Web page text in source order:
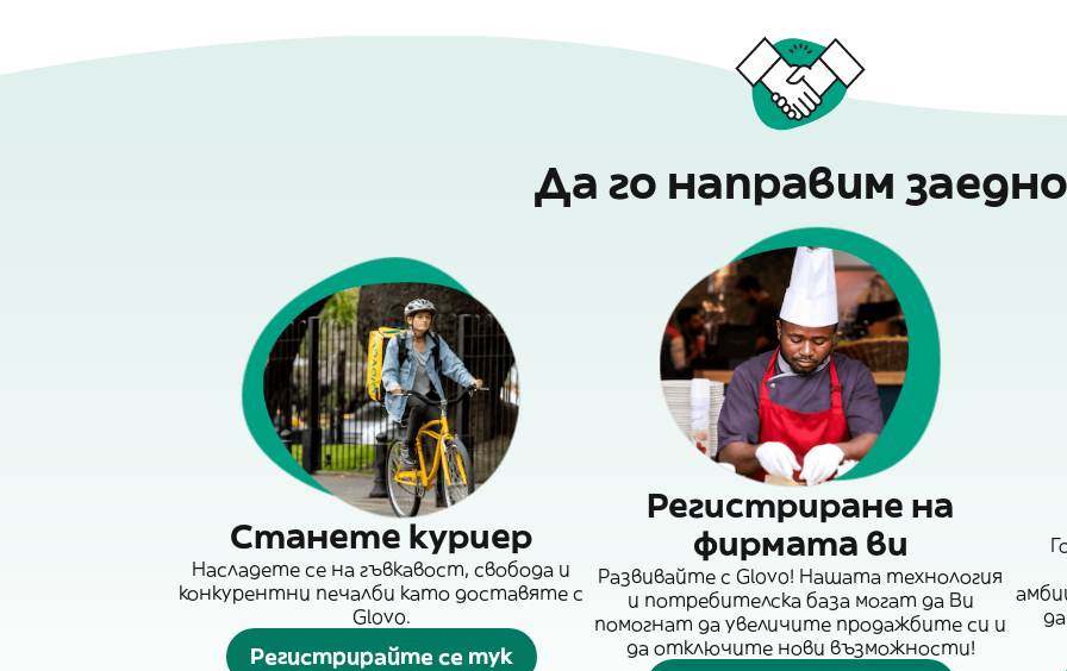
Да го направим заедно
Станете куриер
Насладете се на гъвкавост, свобода и
конкурентни печалби като доставяте с
Glovo.
Регистрирайте се тук
Регистриране на
фирмата ви
Развивайте с Glovo! Нашата технология
и потребителска база могат да Ви
помогнат да увеличите продажбите си и
да отключите нови възможности!